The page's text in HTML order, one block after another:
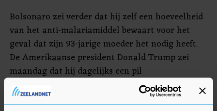
Bolsonaro zei verder dat hij zelf een hoeveelheid
van het anti-malariamiddel bewaart voor het
geval dat zijn 93-jarige moeder het nodig heeft.
De Amerikaanse president Donald Trump zei
maandag dat hij dagelijks een pil
hydroxychloroquine slikt ter bescherming tegen
besmetting met het coronavirus. De werking van